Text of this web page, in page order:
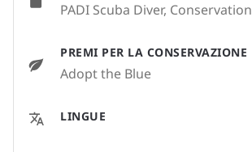
PADI Scuba Diver, Conservation
PREMI PER LA CONSERVAZIONE
Adopt the Blue
LINGUE